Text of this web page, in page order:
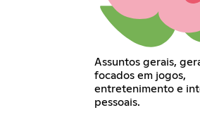
Assuntos gerais,
focados em jogos,
entretenimento e
pessoais.